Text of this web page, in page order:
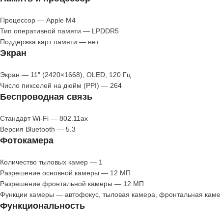
Процессор — Apple M4
Тип оперативной памяти — LPDDR5
Поддержка карт памяти — нет
Экран
Экран — 11″ (2420×1668), OLED, 120 Гц
Число пикселей на дюйм (PPI) — 264
Беспроводная связь
Стандарт Wi-Fi — 802.11ax
Версия Bluetooth — 5.3
Фотокамера
Количество тыловых камер — 1
Разрешение основной камеры — 12 МП
Разрешение фронтальной камеры — 12 МП
Функции камеры — автофокус, тыловая камера, фронтальная
Функциональность